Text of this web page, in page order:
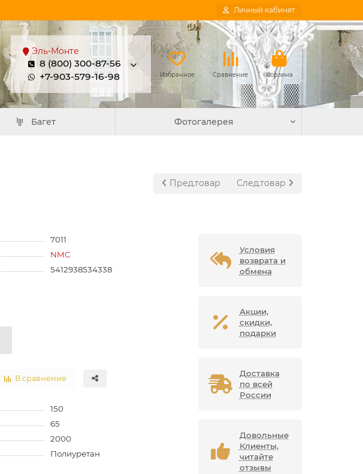
Личный кабинет
Эль-Монте
8 (800) 300-87-56
+7-903-579-16-98
Избранное Сравнение Корзина
Багет Фотогалерея
Пред.товар След.товар
7011
NMC
5412938534338
В сравнение
150
65
2000
Полиуретан
Условия
возврата и
обмена
Акции,
скидки,
подарки
Доставка
по всей
России
Довольные
Клиенты,
читайте
отзывы